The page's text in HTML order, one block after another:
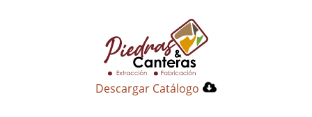
Descargar Catálogo